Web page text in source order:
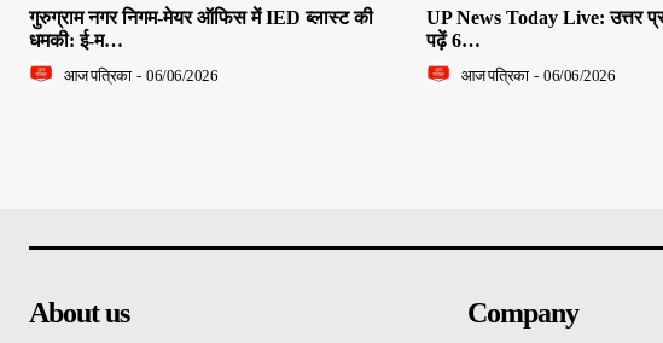
गुरुग्राम नगर निगम-मेयर ऑफिस में IED ब्लास्ट की
धमकी: ई-म…
आज पत्रिका - 06/06/2026
UP News Today Live: उत्तर
पढ़ें 6…
आज पत्रिका - 06/06/2026
About us Company